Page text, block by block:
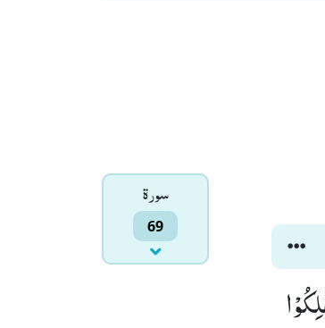
سورۃ
69
عَادٌ فَاُهْلِكُوْا